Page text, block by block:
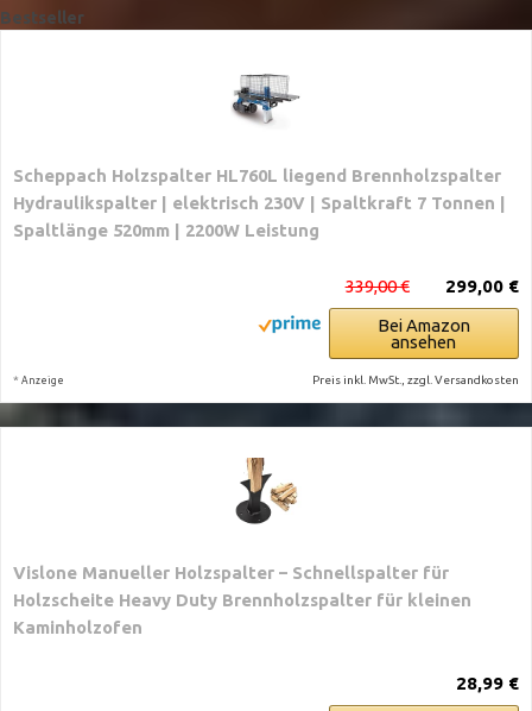
Bestseller
Scheppach Holzspalter HL760L liegend Brennholzspalter
Hydraulikspalter | elektrisch 230V | Spaltkraft 7 Tonnen |
Spaltlänge 520mm | 2200W Leistung
299,00 €
339,00 €
Bei Amazon
ansehen
* Anzeige Preis inkl. MwSt., zzgl. Versandkosten
Vislone Manueller Holzspalter – Schnellspalter für
Holzscheite Heavy Duty Brennholzspalter für kleinen
Kaminholzofen
28,99 €